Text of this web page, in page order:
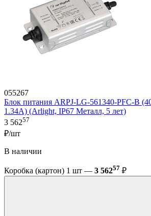
055267
Блок питания ARPJ-LG-561340-PFC-B
1.34A) (Arlight, IP67 Металл, 5 лет)
3 56257
₽/шт
В наличии
Коробка (картон) 1 шт — 3 56257 ₽